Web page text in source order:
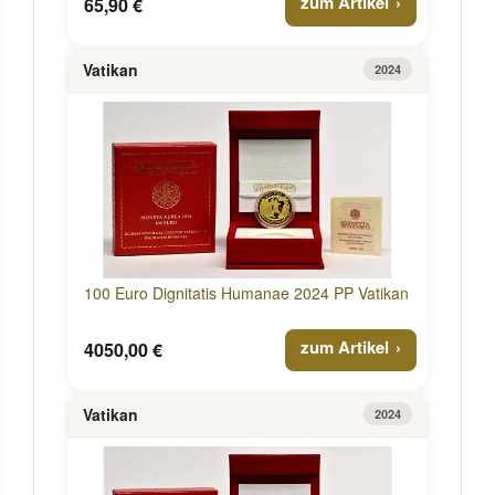
65,90 €
Vatikan 2024
100 Euro Dignitatis Humanae 2024 PP Vatikan
4050,00 € zum Artikel
Vatikan 2024